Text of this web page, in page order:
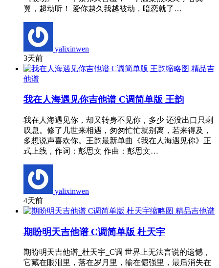
翼，超动听！ 爱你越久我越被动，暗恋就了…
yalixinwen
3天前
精品吉
他谱
我在人海遇见你吉他谱 C调简单版 王韵
我在人海遇见你，却又转身不见你，多少 还没出口只剩
叹息。修了几世来相遇，匆匆忙忙就别离，若来得及，
多想说声喜欢你。王韵最新单曲《我在人海遇见你》正
式上线，作词：彭思文 作曲：彭思文…
yalixinwen
4天前
精品吉他谱
期盼明天吉他谱 C调简单版 杜天宇
期盼明天吉他谱_杜天宇_C调 世界上无法言说的遗憾，
它藏在眼泪里，落在岁月里，输在倔强里，最后消失在